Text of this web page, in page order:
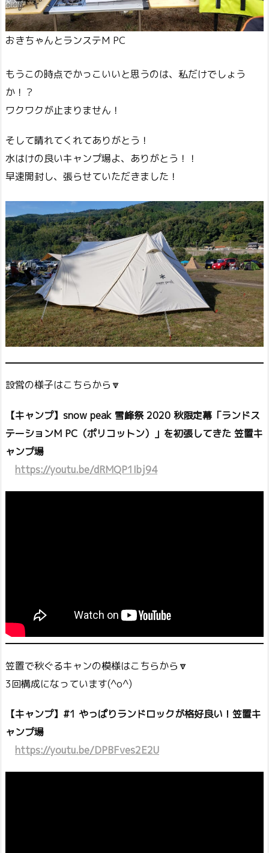
おきちゃんとランステM PC
もうこの時点でかっこいいと思うのは、私だけでしょう
か！？
ワクワクが止まりません！
そして晴れてくれてありがとう！
水はけの良いキャンプ場よ、ありがとう！！
早速開封し、張らせていただきました！
設営の様子はこちらから🔽
【キャンプ】snow peak 雪峰祭 2020 秋限定幕「ランドス
テーションM PC（ポリコットン）」を初張してきた 笠置キ
ャンプ場
https://youtu.be/dRMQP1Ibj94
笠置で秋ぐるキャンの模様はこちらから🔽
3回構成になっています(^o^)
【キャンプ】#1 やっぱりランドロックが格好良い！笠置キ
ャンプ場
https://youtu.be/DPBFves2E2U